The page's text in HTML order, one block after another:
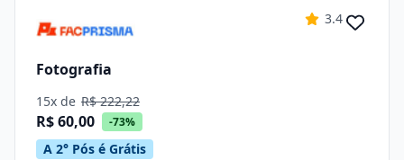
3.4
Fotografia
15x de R$ 222,22
R$ 60,00 -73%
A 2° Pós é Grátis